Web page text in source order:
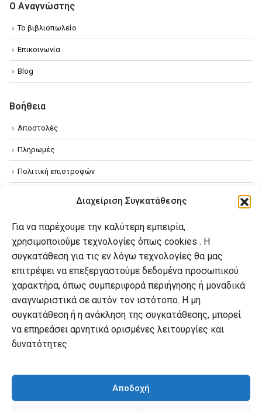
Διαχείριση Συγκατάθεσης
Για να παρέχουμε την καλύτερη εμπειρία,
χρησιμοποιούμε τεχνολογίες όπως cookies . Η
συγκατάθεση για τις εν λόγω τεχνολογίες θα μας
επιτρέψει να επεξεργαστούμε δεδομένα προσωπικού
χαρακτήρα, όπως συμπεριφορά περιήγησης ή μοναδικά
αναγνωριστικά σε αυτόν τον ιστότοπο. Η μη
συγκατάθεση ή η ανάκληση της συγκατάθεσης, μπορεί
να επηρεάσει αρνητικά ορισμένες λειτουργίες και
δυνατότητες.
Αποδοχή
Ο Αναγνώστης
Το βιβλιοπωλείο
Επικοινωνία
Blog
Βοήθεια
Αποστολές
Πληρωμές
Πολιτική επιστροφών
Πολιτική Cookies
Ο λογαριασμός μου
Ο λογαριασμός μου
Οι παραγγελίες μου
Λίστα επιθυμιών